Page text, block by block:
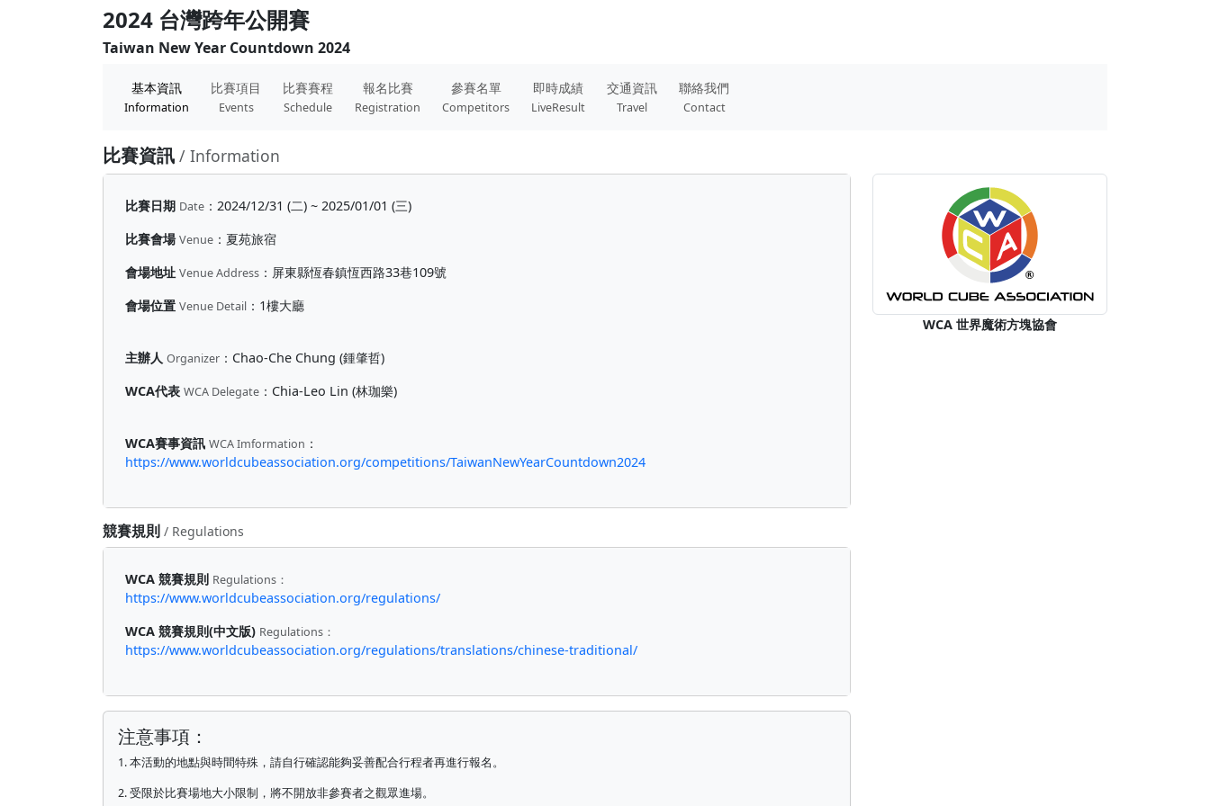
2024 台灣跨年公開賽
Taiwan New Year Countdown 2024
基本資訊
Information
比賽項目
Events
比賽賽程
Schedule
報名比賽
Registration
參賽名單
Competitors
即時成績
LiveResult
交通資訊
Travel
聯絡我們
Contact
比賽資訊 / Information
比賽日期 Date ： 2024/12/31 (二) ~ 2025/01/01 (三)
比賽會場 Venue ： 夏苑旅宿
會場地址 Venue Address ： 屏東縣恆春鎮恆西路33巷109號
會場位置 Venue Detail ： 1樓大廳
主辦人 Organizer ： Chao-Che Chung (鍾肇哲)
WCA代表 WCA Delegate ： Chia-Leo Lin (林珈樂)
WCA賽事資訊 WCA Imformation ：
https://www.worldcubeassociation.org/competitions/TaiwanNewYearCountdown2024
競賽規則 / Regulations
WCA 競賽規則 Regulations：
https://www.worldcubeassociation.org/regulations/
WCA 競賽規則(中文版) Regulations：
https://www.worldcubeassociation.org/regulations/translations/chinese-traditional/
注意事項：
1. 本活動的地點與時間特殊，請自行確認能夠妥善配合行程者再進行報名。
2. 受限於比賽場地大小限制，將不開放非參賽者之觀眾進場。
WCA 世界魔術方塊協會